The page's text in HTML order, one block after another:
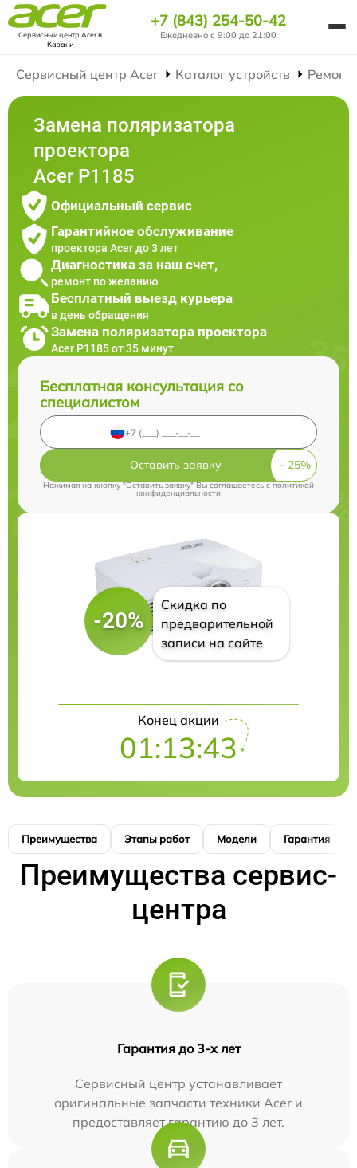
Сервисный центр Acerв
Казани
+7 (843) 254-50-42
Ежедневно с 9:00 до 21:00
Сервисный центр Acer Каталог устройств Ремонт
Замена поляризатора
проектора
Acer P1185
Официальный сервис
Гарантийное обслуживание
проектора Acer до 3 лет
Диагностика за наш счет,
ремонт по желанию
Бесплатный выезд курьера
в день обращения
Замена поляризатора проектора
Acer P1185 от 35 минут
Бесплатная консультация со
специалистом
Оставить заявку
Нажимая на кнопку "Оставить заявку" Вы соглашаетесь cполитикой
конфиденциальности
-20%
Скидка по
предварительной
записи на сайте
Конец акции
01:13:42
Преимущества Этапы работ Модели Гарантия
Преимущества сервис-
центра
Гарантия до 3-х лет
Сервисный центр устанавливает
оригинальные запчасти техники Acer и
предоставляет гарантию до 3 лет.